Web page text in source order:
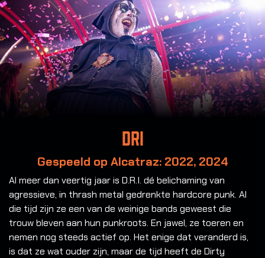
DRI
Gespeeld op Alcatraz: 2022, 2024
Al meer dan veertig jaar is D.R.I. dé belichaming van
agressieve, in thrash metal gedrenkte hardcore punk. Al
die tijd zijn ze een van de weinige bands geweest die
trouw bleven aan hun punkroots. En jawel, ze toeren en
nemen nog steeds actief op. Het enige dat veranderd is,
is dat ze wat ouder zijn, maar de tijd heeft de Dirty